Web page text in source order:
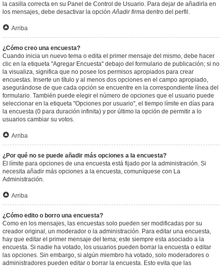
la casilla correcta en su Panel de Control de Usuario. Para dejar de añadirla en
los mensajes, debe desactivar la opciónAñadir firma dentro del perfil.
Arriba
¿Cómo creo una encuesta?
Cuando inicia un nuevo tema o edita el primer mensaje del mismo, debe hacer
clic en la etiqueta "Agregar Encuesta" debajo del formulario de publicación; si no
la visualiza, significa que no posee los permisos apropiados para crear
encuestas. Inserte un título y al menos dos opciones en el campo apropiado,
asegurándose de que cada opción se encuentre en la correspondiente línea del
formulario. También puede elegir el número de opciones que el usuario puede
seleccionar en la etiqueta "Opciones por usuario", el tiempo límite en días para
la encuesta (0 para duración infinita) y por último la opción de permitir a lo
usuarios cambiar su votos.
Arriba
¿Por qué no se puede añadir más opciones a la encuesta?
El límite para opciones de una encuesta está fijado por la administración. Si
necesita añadir más opciones a la encuesta, comuníquese con La
Administración.
Arriba
¿Cómo edito o borro una encuesta?
Como en los mensajes, las encuestas solo pueden ser modificadas por su
creador original, un moderador o la administración. Para editar una encuesta,
hay que editar el primer mensaje del tema; este siempre esta asociado a la
encuesta. Si nadie ha votado, los usuarios pueden borrar la encuesta o editar
las opciones. Sin embargo, si algún miembro ha votado, solo moderadores o
administradores pueden editar o borrar la encuesta. Esto evita que las